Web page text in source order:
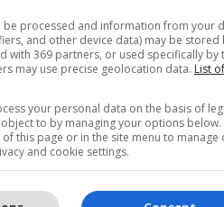
processed and information from your
and other device data) may be stored
with 369 partners, or used specifically by
may use precise geolocation data. List of
your personal data on the basis of
to by managing your options below.
this page or in the site menu to manage
and cookie settings.